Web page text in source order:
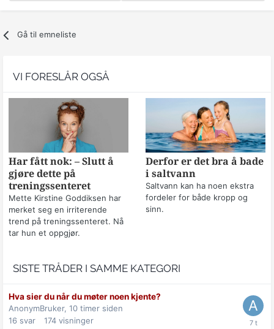
Gå til emneliste
VI FORESLÅR OGSÅ
Har fått nok: – Slutt å
gjøre dette på
treningssenteret
Mette Kirstine Goddiksen har
merket seg en irriterende
trend på treningssenteret. Nå
tar hun et oppgjør.
Derfor er det bra å bade
i saltvann
Saltvann kan ha noen ekstra
fordeler for både kropp og
sinn.
SISTE TRÅDER I SAMME KATEGORI
Hva sier du når du møter noen kjente?
AnonymBruker, 10 timer siden
16 svar 174 visninger